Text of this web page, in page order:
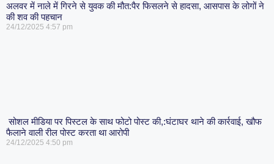
अलवर में नाले में गिरने से युवक की मौत:पैर फिसलने से हादसा, आसपास के लोगों ने
की शव की पहचान
24/12/2025 4:57 pm
​ सोशल मीडिया पर पिस्टल के साथ फोटो पोस्ट की,:घंटाघर थाने की कार्रवाई, खौफ
फैलाने वाली रील पोस्ट करता था आरोपी
24/12/2025 4:50 pm